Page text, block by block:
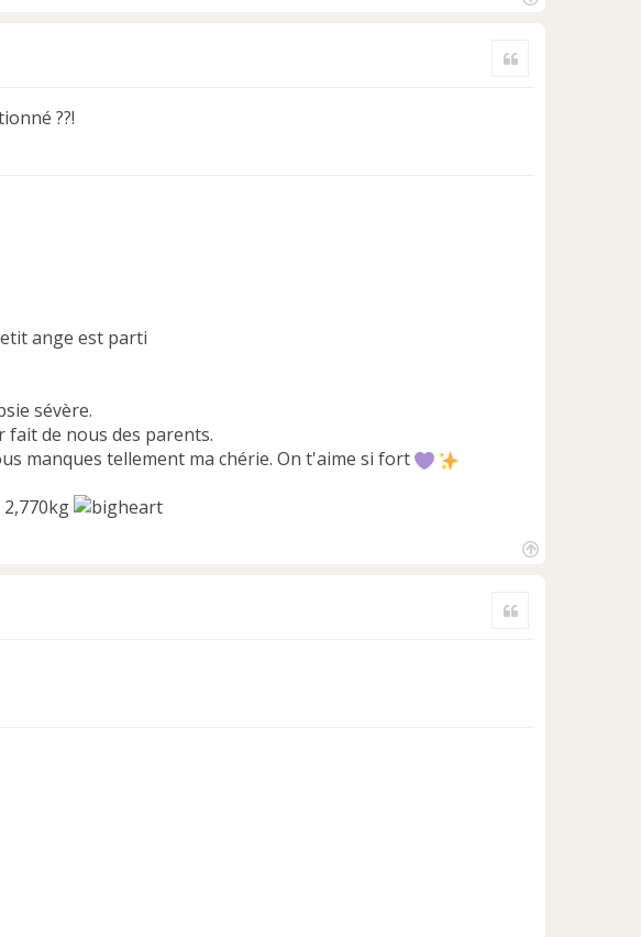
??!
ange est parti
sévère.
fait de nous des parents.
manques tellement ma chérie. On t'aime si fort